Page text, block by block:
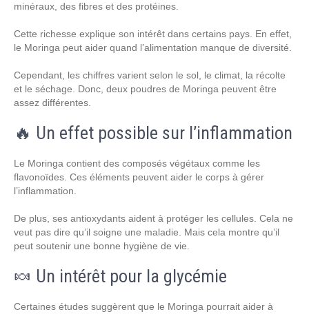
minéraux, des fibres et des protéines.
Cette richesse explique son intérêt dans certains pays. En effet,
le Moringa peut aider quand l’alimentation manque de diversité.
Cependant, les chiffres varient selon le sol, le climat, la récolte
et le séchage. Donc, deux poudres de Moringa peuvent être
assez différentes.
🔥 Un effet possible sur l’inflammation
Le Moringa contient des composés végétaux comme les
flavonoïdes. Ces éléments peuvent aider le corps à gérer
l’inflammation.
De plus, ses antioxydants aident à protéger les cellules. Cela ne
veut pas dire qu’il soigne une maladie. Mais cela montre qu’il
peut soutenir une bonne hygiène de vie.
🍬 Un intérêt pour la glycémie
Certaines études suggèrent que le Moringa pourrait aider à